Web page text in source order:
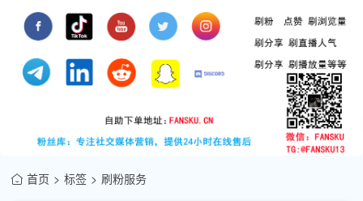
首页 标签 刷粉服务